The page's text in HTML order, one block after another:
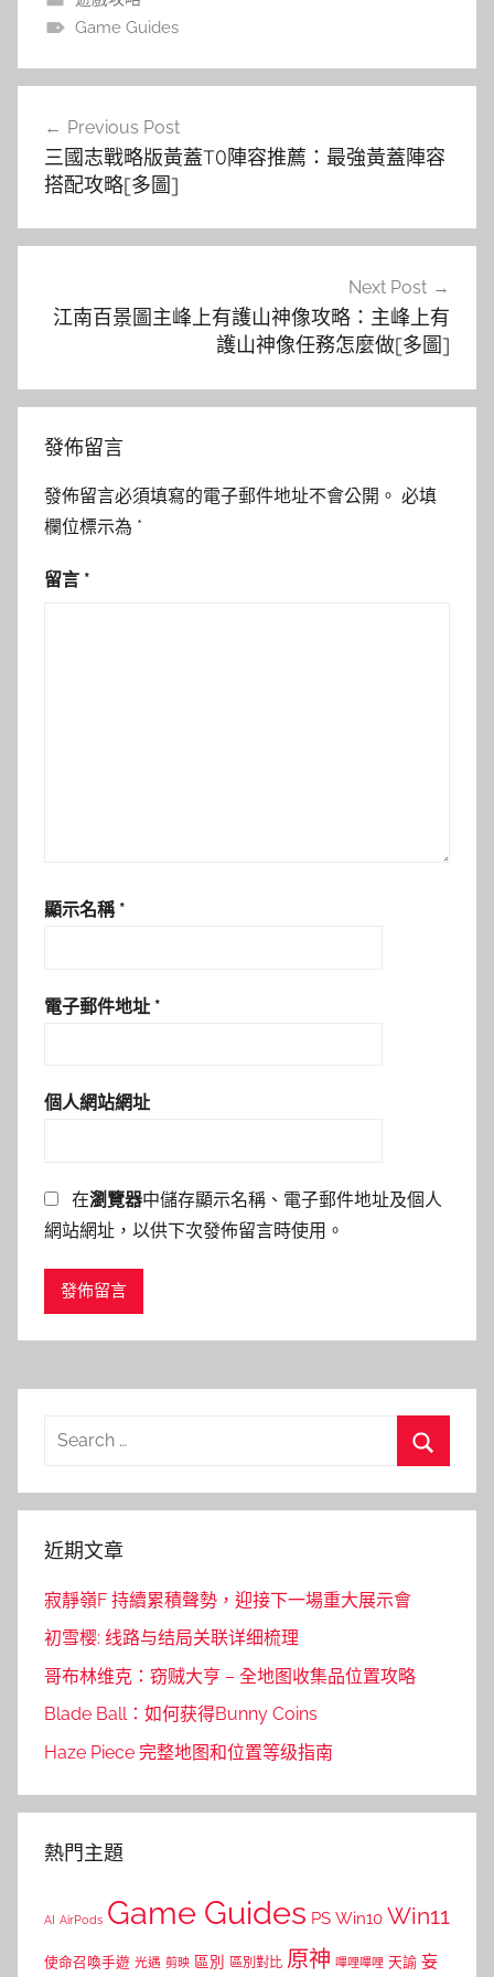
Game Guides
導
覽
Previous Post
三國志戰略版黃蓋T0陣容推薦：最強黃蓋陣容
搭配攻略[多圖]
Next Post
江南百景圖主峰上有護山神像攻略：主峰上有
護山神像任務怎麼做[多圖]
發佈留言
發佈留言必須填寫的電子郵件地址不會公開。 必填
欄位標示為 *
留言 *
顯示名稱 *
電子郵件地址 *
個人網站網址
在瀏覽器中儲存顯示名稱、電子郵件地址及個人
網站網址，以供下次發佈留言時使用。
Search
近期文章
寂靜嶺F 持續累積聲勢，迎接下一場重大展示會
初雪樱: 线路与结局关联详细梳理
哥布林维克：窃贼大亨 – 全地图收集品位置攻略
Blade Ball：如何获得Bunny Coins
Haze Piece 完整地图和位置等级指南
熱門主題
AI AirPods Game Guides PS Win10 Win11
使命召喚手遊 光遇 剪映 區別 區別對比 原神 嗶哩嗶哩 天諭 妄